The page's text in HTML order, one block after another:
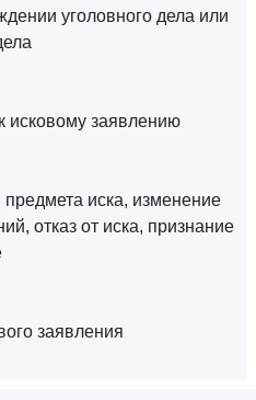
уголовного дела или
исковому заявлению
иска, изменение
отказ от иска, признание
заявления